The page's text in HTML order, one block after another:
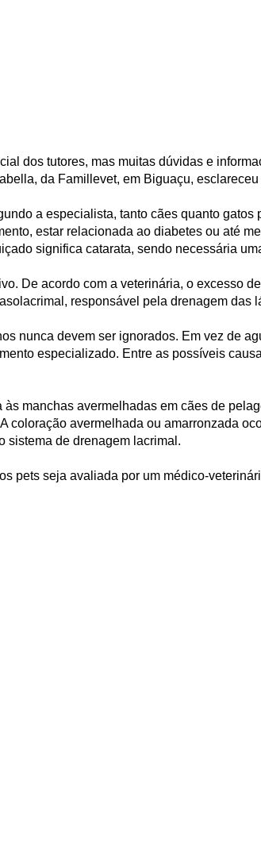
dos tutores, mas muitas dúvidas e
da Famillevet, em Biguaçu,
a especialista, tanto cães quanto
estar relacionada ao diabetes ou até
significa catarata, sendo necessária
De acordo com a veterinária, o excesso
responsável pela drenagem das
nunca devem ser ignorados. Em vez de
especializado. Entre as possíveis
às manchas avermelhadas em cães de
coloração avermelhada ou amarronzada
sistema de drenagem lacrimal.
pets seja avaliada por um médico-